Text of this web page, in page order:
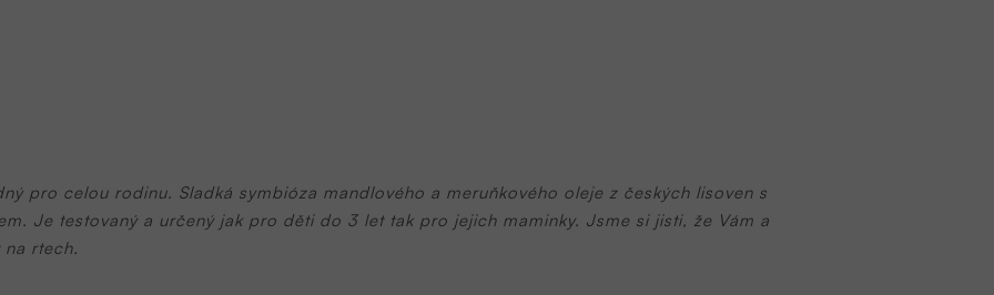
pro celou rodinu. Sladká symbióza mandlového a meruňkového oleje z českých lisoven s
Je testovaný a určený jak pro děti do 3 let tak pro jejich maminky. Jsme si jisti, že Vám a
na rtech.